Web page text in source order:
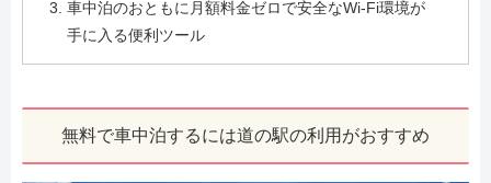
車中泊のおともに月額料金ゼロで安全なWi-Fi環境が
手に入る便利ツール
無料で車中泊するには道の駅の利用がおすすめ